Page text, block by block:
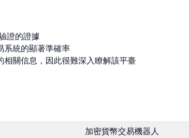
證的證據
系統的顯著準確率
關信息，因此很難深入瞭解該平臺
加密貨幣交易機器人